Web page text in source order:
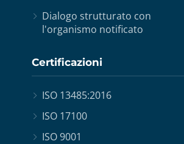
Dialogo strutturato con
l'organismo notificato
Certificazioni
ISO 13485:2016
ISO 17100
ISO 9001